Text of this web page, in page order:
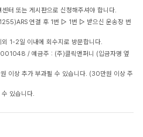
터 또는 게시판으로 신청해주셔야 합니다.
연결 후 1번 ▷ 1번 ▷ 받으신 운송장 번
1-2일 이내에 회수지로 방문합니다.
/ 예금주 : (주)클릭앤퍼니 (입금자명 옆
이상 추가 부과될 수 있습니다. (30만원 이상 주
있습니다.